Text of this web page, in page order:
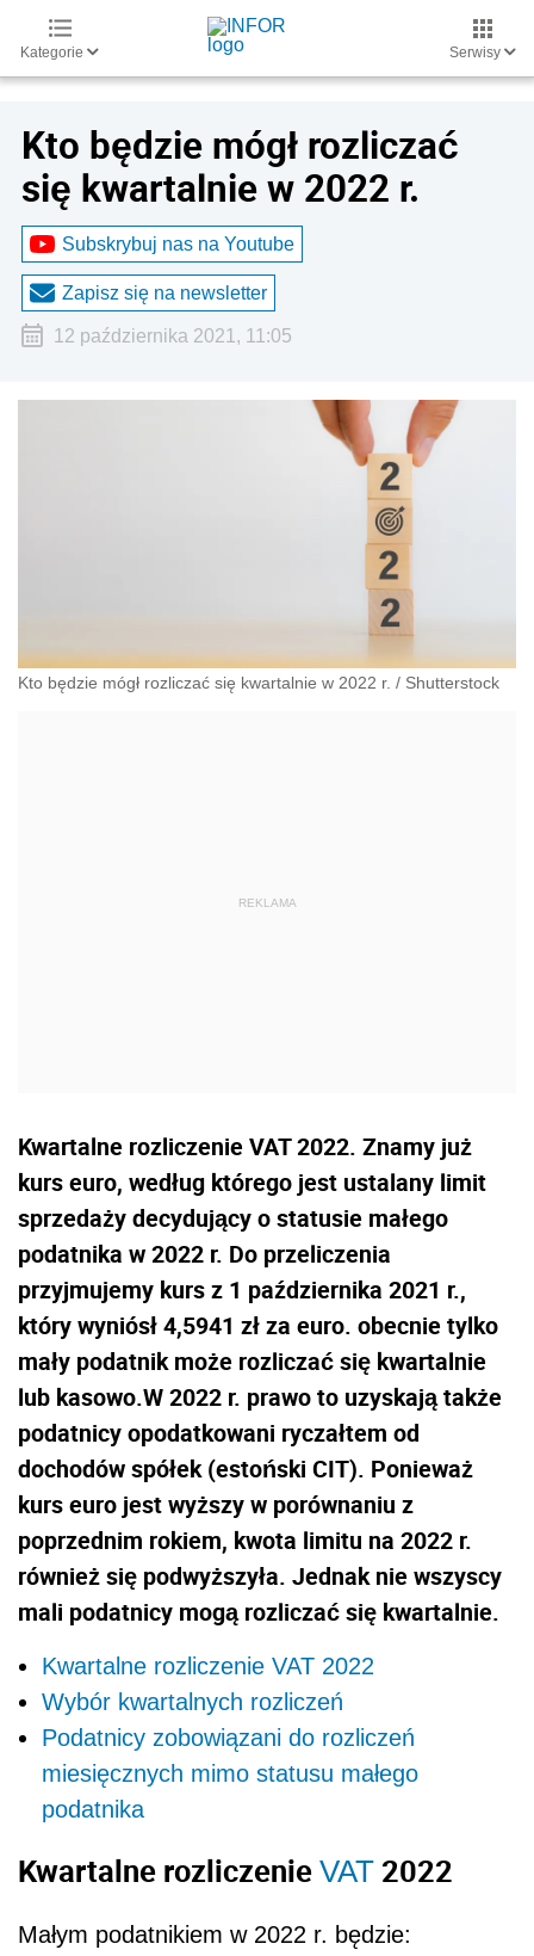
Kategorie Serwisy
Kto będzie mógł rozliczać
się kwartalnie w 2022 r.
Subskrybuj nas na Youtube
Zapisz się na newsletter
12 października 2021, 11:05
Kto będzie mógł rozliczać się kwartalnie w 2022 r. / Shutterstock
Kwartalne rozliczenie VAT 2022. Znamy już
kurs euro, według którego jest ustalany limit
sprzedaży decydujący o statusie małego
podatnika w 2022 r. Do przeliczenia
przyjmujemy kurs z 1 października 2021 r.,
który wyniósł 4,5941 zł za euro. obecnie tylko
mały podatnik może rozliczać się kwartalnie
lub kasowo.W 2022 r. prawo to uzyskają także
podatnicy opodatkowani ryczałtem od
dochodów spółek (estoński CIT). Ponieważ
kurs euro jest wyższy w porównaniu z
poprzednim rokiem, kwota limitu na 2022 r.
również się podwyższyła. Jednak nie wszyscy
mali podatnicy mogą rozliczać się kwartalnie.
Kwartalne rozliczenie VAT 2022
Wybór kwartalnych rozliczeń
Podatnicy zobowiązani do rozliczeń
miesięcznych mimo statusu małego
podatnika
Kwartalne rozliczenie VAT 2022
Małym podatnikiem w 2022 r. będzie: